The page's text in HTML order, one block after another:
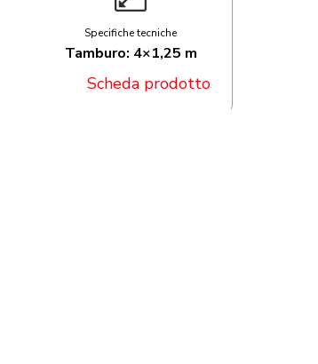
Specifiche tecniche
Tamburo: 4×1,25 m
Scheda prodotto